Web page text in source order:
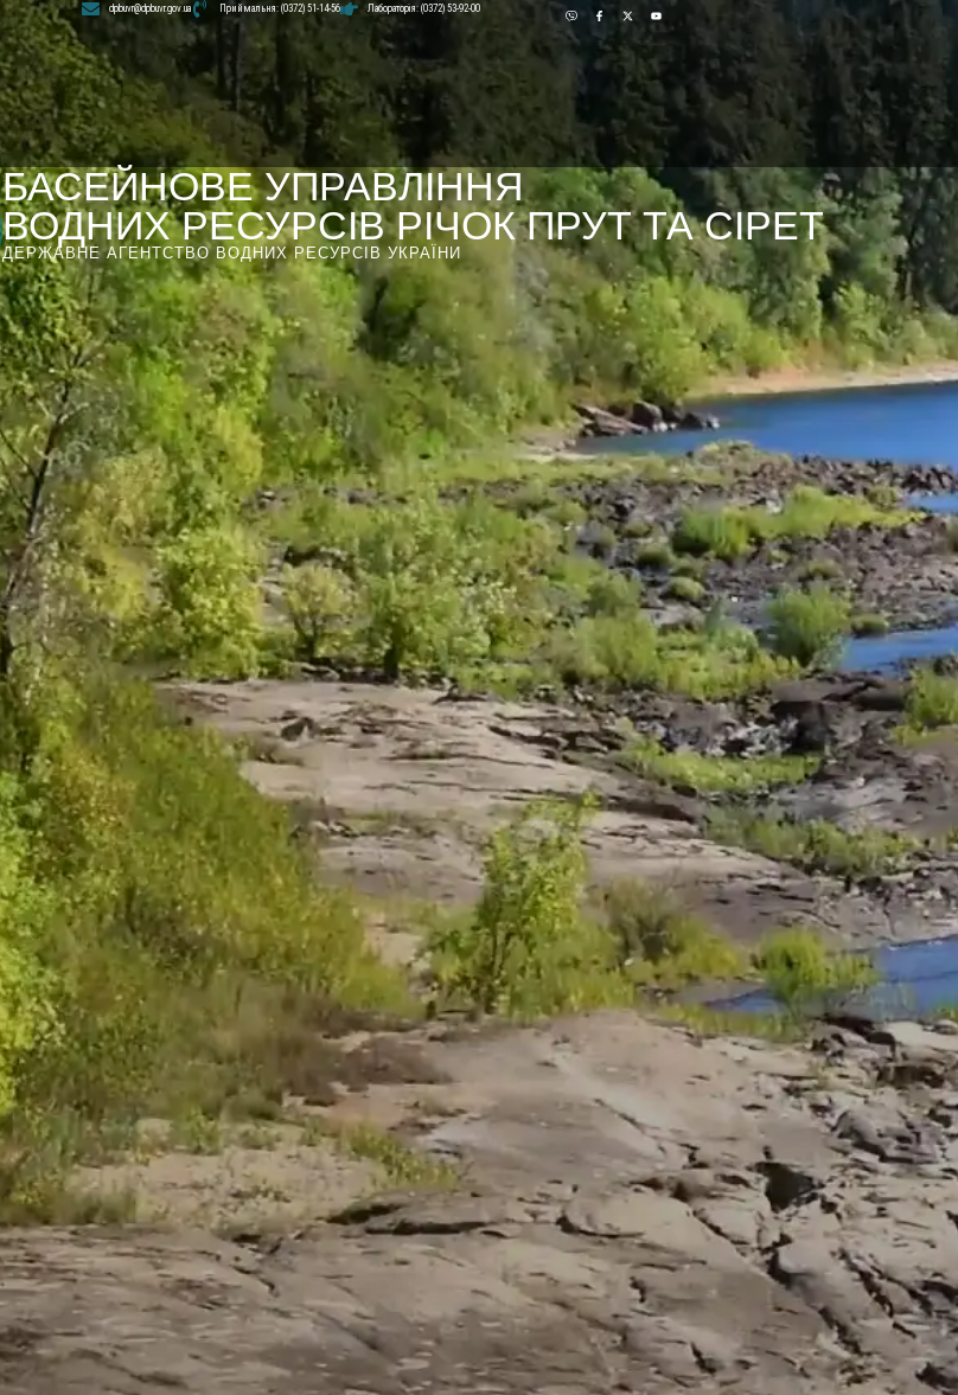
Лабораторія: (0372) 53-92-00
dpbuvr@dpbuvr.gov.ua Приймальня: (0372) 51-14-56
БАСЕЙНОВЕ УПРАВЛІННЯ
ВОДНИХ РЕСУРСІВ РІЧОК ПРУТ ТА СІРЕТ
ДЕРЖАВНЕ АГЕНТСТВО ВОДНИХ РЕСУРСІВ УКРАЇНИ